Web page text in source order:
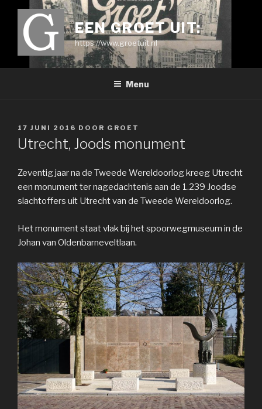
EEN GROET UIT:
https://www.groetuit.nl
Menu
GEPLAATST
OP
17 JUNI 2016 DOOR GROET
Utrecht, Joods monument
Zeventig jaar na de Tweede Wereldoorlog kreeg Utrecht
een monument ter nagedachtenis aan de 1.239 Joodse
slachtoffers uit Utrecht van de Tweede Wereldoorlog.
Het monument staat vlak bij het spoorwegmuseum in de
Johan van Oldenbarneveltlaan.